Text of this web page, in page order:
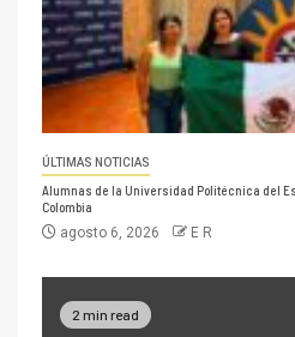
ÚLTIMAS NOTICIAS
Alumnas de la Universidad Politécnica del
Colombia
agosto 6, 2026 E R
2 min read